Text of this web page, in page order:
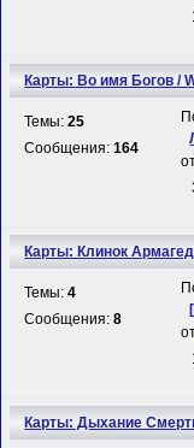
Карты: Во имя Богов /
Темы:25
Сообщения:164
Карты: Клинок
Темы:4
Сообщения:8
Карты: Дыхание